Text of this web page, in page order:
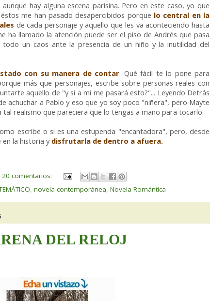
hay alguna escena parisina. Pero en este caso, yo que
me han pasado desapercibidos porque lo central en la
de cada personaje y aquello que les va aconteciendo hasta
ha llamado la atención puede ser el piso de Andrés que pasa
un caos ante la presencia de un niño y la inutilidad del
con su manera de contar. Qué fácil te lo pone para
más que personajes, escribe sobre personas reales con
aquello de "y si a mi me pasará esto?"... Leyendo Detrás
achuchar a Pablo y eso que yo soy poco "niñera", pero Mayte
realismo que pareciera que lo tengas a mano para tocarlo.
escribe o si es una estupenda "encantadora", pero, desde
la historia y disfrutarla de dentro a afuera.
20 comentarios:
, novela contemporánea, Novela Romántica
DEL RELOJ